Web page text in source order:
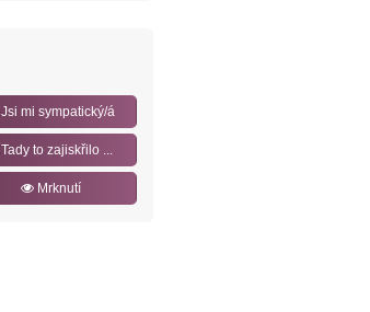
Jsi mi sympatický/á
Tady to zajiskřilo ...
Mrknutí